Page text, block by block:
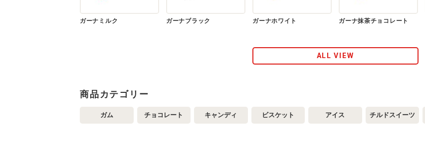
ガーナミルク ガーナブラック ガーナホワイト ガーナ抹茶チョコレート
ALL VIEW
商品カテゴリー
ガム チョコレート キャンディ ビスケット アイス チルドスイーツ